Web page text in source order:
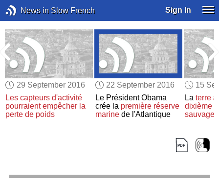
News in Slow French Sign In
29 September 2016
Les capteurs d'activité
pourraient empêcher la
perte de poids
22 September 2016
Le Président Obama
crée la première réserve
marinede l'Atlantique
15
La terre a
dixième
sauvages